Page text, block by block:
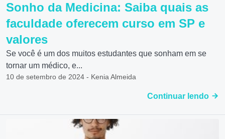
Sonho da Medicina: Saiba quais as
faculdade oferecem curso em SP e
valores
Se você é um dos muitos estudantes que sonham em se
tornar um médico, e...
10 de setembro de 2024 - Kenia Almeida
Continuar lendo